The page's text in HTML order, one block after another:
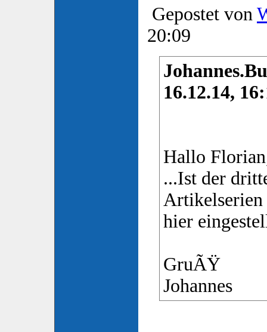
Gepostet von
20:09
16.12.14,
Hallo
...Ist der
hier
GruÃŸ
Johannes